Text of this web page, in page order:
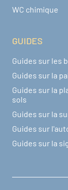
WC chimique
GUIDES
Guides sur les
Guides sur la
Guides sur la
sols
Guides sur la
Guides sur
Guides sur la